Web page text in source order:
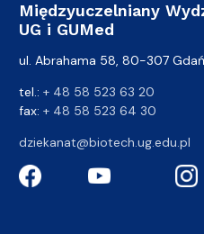
Międzyuczelniany
UG i GUMed
ul. Abrahama 58, 80-307
tel.: + 48 58 523 63 20
fax: + 48 58 523 64 30
dziekanat@biotech.ug.edu.pl